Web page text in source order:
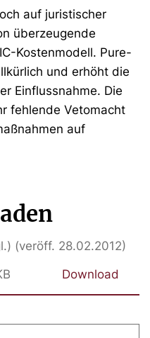
auf juristischer
überzeugende
Kostenmodell. Pure-
und erhöht die
Einflussnahme. Die
fehlende Vetomacht
auf
(veröff. 28.02.2012)
Download